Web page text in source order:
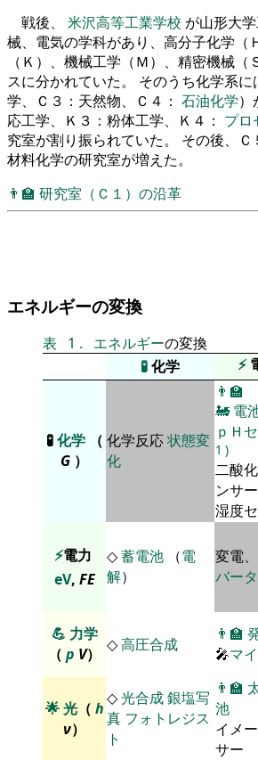
戦後、 米沢高等工業学校 が山形大
械、電気の学科があり、高分子化学（
（Ｋ）、機械工学（Ｍ）、精密機械
スに分かれていた。 そのうち化学系に
学、Ｃ３：天然物、Ｃ４： 石油化学）
応工学、Ｋ３：粉体工学、Ｋ４： プロ
究室が割り振られていた。 その後、
材料化学の研究室が増えた。
👨‍🏫 研究室（Ｃ１）の沿革
エネルギーの変換
表 1 . エネルギーの変換
🧪化学 ⚡
🧪化学（
G ）
化学反応状態変
化
👨‍🏫
🚂 電
ｐＨ
1 )
二酸
ンサー
湿度
⚡電力
eV, FE
◇蓄電池 （電
解）
変電、
バータ
💪 力学
（ p V） ◇高圧合成
👨‍🏫
🎤マ
🌟光（ h
ν）
◇光合成銀塩写
真 フォトレジス
ト
👨‍🏫
池
イメ
サー